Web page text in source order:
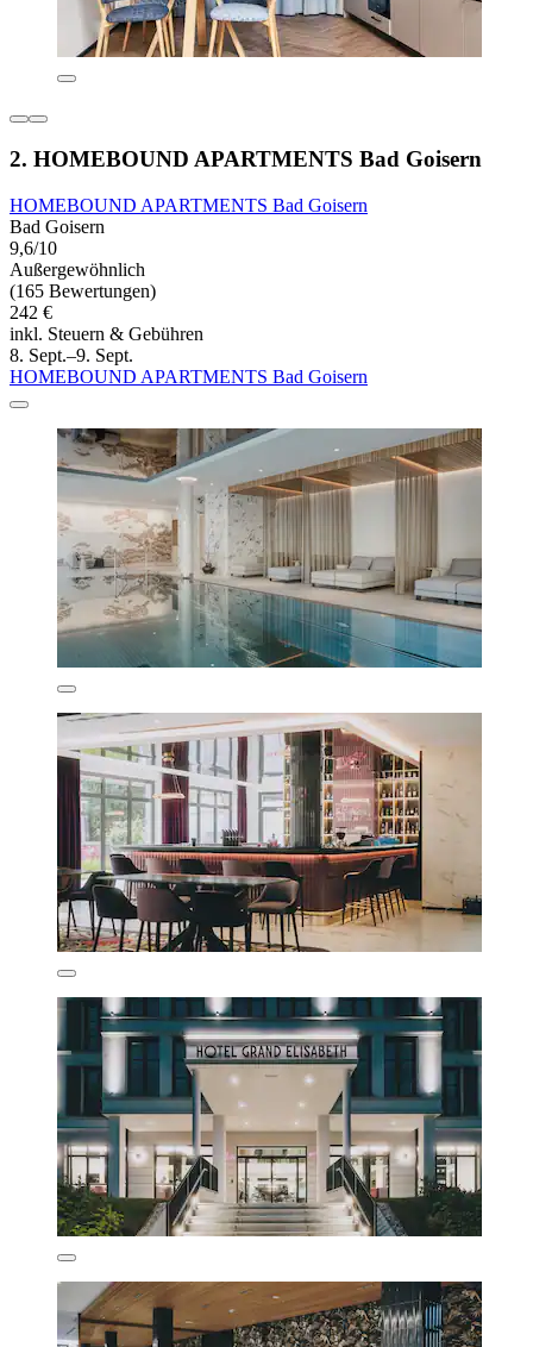
2. HOMEBOUND APARTMENTS Bad Goisern
HOMEBOUND APARTMENTS Bad Goisern
Bad Goisern
9,6/10
Außergewöhnlich
(165 Bewertungen)
242 €
inkl. Steuern & Gebühren
8. Sept.–9. Sept.
HOMEBOUND APARTMENTS Bad Goisern